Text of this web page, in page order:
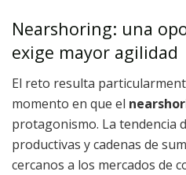
Nearshoring: una
exige mayor agilidad
El reto resulta
momento en que el
protagonismo. La tendencia
productivas y cadenas de
cercanos a los mercados de